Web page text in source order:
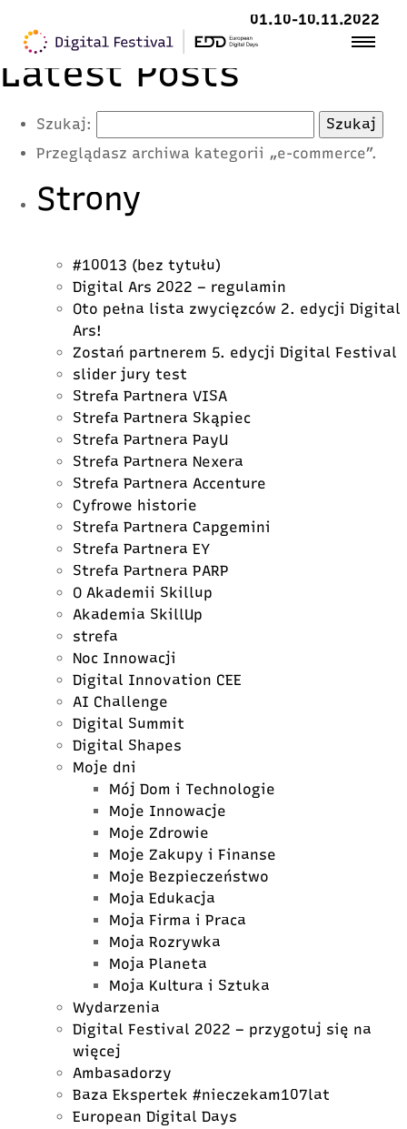
01.10-10.11.2022
Latest Posts
Szukaj:
Przeglądasz archiwa kategorii „e-commerce”.
Strony
#10013 (bez tytułu)
Digital Ars 2022 – regulamin
Oto pełna lista zwycięzców 2. edycji Digital
Ars!
Zostań partnerem 5. edycji Digital Festival
slider jury test
Strefa Partnera VISA
Strefa Partnera Skąpiec
Strefa Partnera PayU
Strefa Partnera Nexera
Strefa Partnera Accenture
Cyfrowe historie
Strefa Partnera Capgemini
Strefa Partnera EY
Strefa Partnera PARP
O Akademii Skillup
Akademia SkillUp
strefa
Noc Innowacji
Digital Innovation CEE
AI Challenge
Digital Summit
Digital Shapes
Moje dni
Mój Dom i Technologie
Moje Innowacje
Moje Zdrowie
Moje Zakupy i Finanse
Moje Bezpieczeństwo
Moja Edukacja
Moja Firma i Praca
Moja Rozrywka
Moja Planeta
Moja Kultura i Sztuka
Wydarzenia
Digital Festival 2022 – przygotuj się na
więcej
Ambasadorzy
Baza Ekspertek #nieczekam107lat
European Digital Days